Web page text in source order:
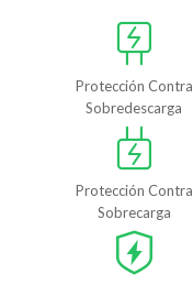
Protección Contra
Sobredescarga
Protección Contra
Sobrecarga